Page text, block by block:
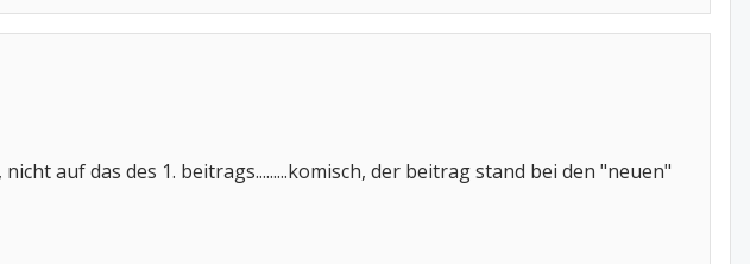
auf das des 1. beitrags.........komisch, der beitrag stand bei den "neuen"